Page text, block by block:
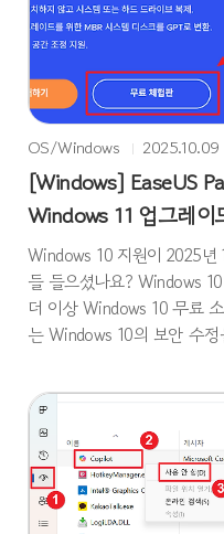
OS/Windows 2025.10.09
[Windows] EaseUS
Windows 11 업그레이
Windows 10 지원이 2025
들 들으셨나요? Windows
더 이상 Windows 10 무료
는 Windows 10의 보안 수
때문에, Windows 11 업그
습니다. 그런데 문제는
크 공간 부족이나 MBR →
로 막히는 경우가 많다는 점
히 해결해 주는 프로그램,
서 Windows 11 업그레이드 준